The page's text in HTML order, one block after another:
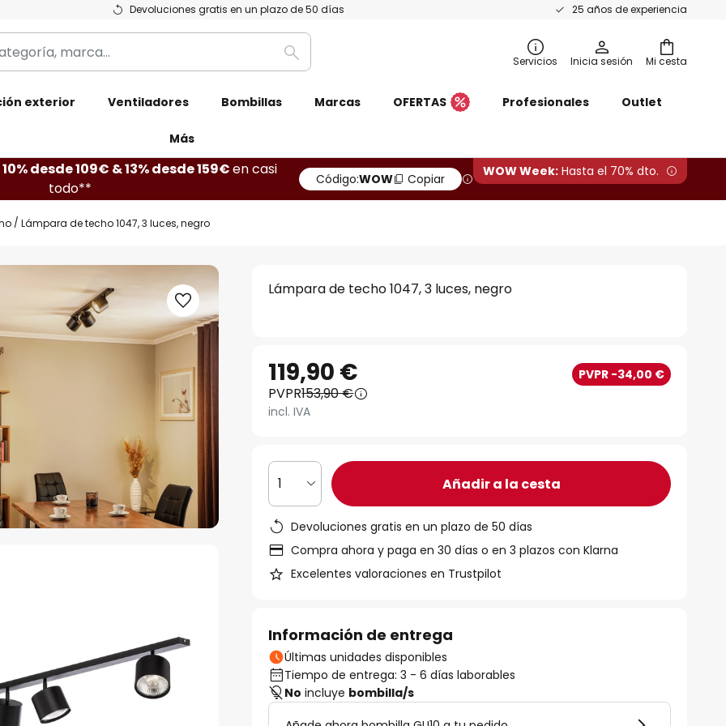
Devoluciones gratis en un plazo de 50 días 25 años de experiencia
Mi cesta
Buscar Servicios Inicia sesión
exterior Ventiladores Bombillas Marcas OFERTAS Profesionales Outlet
Más
10% desde 109€ & 13% desde 159€en casi
todo**
Código:WOW Copiar WOW Week: Hasta el 70% dto.
Lámpara de techo 1047, 3 luces, negro
Lámpara de techo 1047, 3 luces, negro
119,90 € PVPR -34,00 €
PVPR153,90 €
incl. IVA
1 Añadir a la cesta
Devoluciones gratis en un plazo de 50 días
Compra ahora y paga en 30 días o en 3 plazos con Klarna
Excelentes valoraciones en Trustpilot
Información de entrega
Últimas unidades disponibles
Tiempo de entrega: 3 - 6 días laborables
No incluye bombilla/s